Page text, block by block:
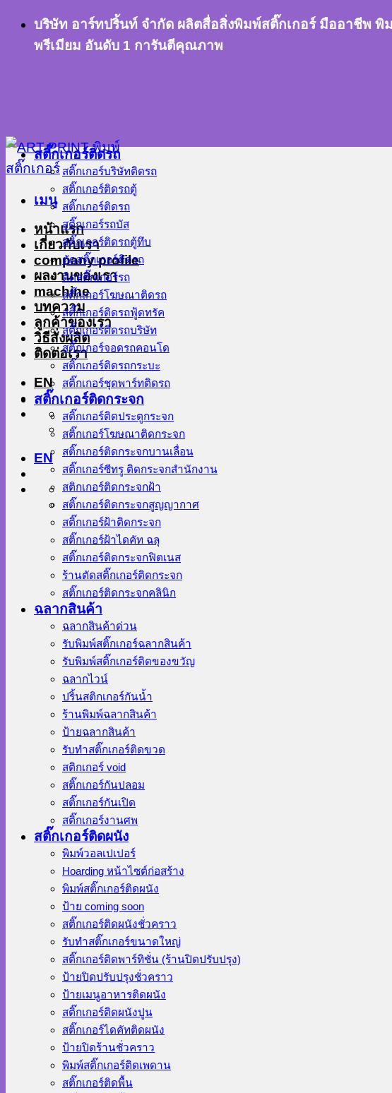
ข้าม บริษัท อาร์ทปริ้นท์ จำกัด ผลิตสื่อสิ่งพิมพ์สติ๊กเกอร์ มืออาชีพ พิ
พรีเมียม อันดับ 1 การันตีคุณภาพ
เมนู
หน้าแรก
เกี่ยวกับเรา
company profile
ผลงานของเรา
machine
บทความ
ลูกค้าของเรา
วิธีสั่งผลิต
ติดต่อเรา
EN
EN
สติ๊กเกอร์ติดรถ
สติ๊กเกอร์บริษัทติดรถ
สติ๊กเกอร์ติดรถตู้
สติ๊กเกอร์ติดรถ
สติ๊กเกอร์รถบัส
สติ๊กเกอร์ติดรถตู้ทึบ
ตัดสติ๊กเกอร์ติดรถ
ติดสติ๊กเกอร์รถ
สติ๊กเกอร์โฆษณาติดรถ
สติ๊กเกอร์ติดรถฟู้ดทรัค
สติ๊กเกอร์ติดรถบริษัท
สติ๊กเกอร์จอดรถคอนโด
สติ๊กเกอร์ติดรถกระบะ
สติ๊กเกอร์ชุดพาร์ทติดรถ
สติ๊กเกอร์ติดกระจก
สติ๊กเกอร์ติดประตูกระจก
สติ๊กเกอร์โฆษณาติดกระจก
สติ๊กเกอร์ติดกระจกบานเลื่อน
สติ๊กเกอร์ซีทรู ติดกระจกสำนักงาน
สติกเกอร์ติดกระจกฝ้า
สติ๊กเกอร์ติดกระจกสูญญากาศ
สติ๊กเกอร์ฝ้าติดกระจก
สติ๊กเกอร์ฝ้าไดคัท ฉลุ
สติ๊กเกอร์ติดกระจกฟิตเนส
ร้านตัดสติ๊กเกอร์ติดกระจก
สติ๊กเกอร์ติดกระจกคลินิก
ฉลากสินค้า
ฉลากสินค้าด่วน
รับพิมพ์สติ๊กเกอร์ฉลากสินค้า
รับพิมพ์สติ๊กเกอร์ติดของขวัญ
ฉลากไวน์
ปริ้นสติกเกอร์กันน้ำ
ร้านพิมพ์ฉลากสินค้า
ป้ายฉลากสินค้า
รับทำสติ๊กเกอร์ติดขวด
สติกเกอร์ void
สติ๊กเกอร์กันปลอม
สติ๊กเกอร์กันเปิด
สติ๊กเกอร์งานศพ
สติ๊กเกอร์ติดผนัง
พิมพ์วอลเปเปอร์
Hoarding หน้าไซต์ก่อสร้าง
พิมพ์สติ๊กเกอร์ติดผนัง
ป้าย coming soon
สติ๊กเกอร์ติดผนังชั่วคราว
รับทำสติ๊กเกอร์ขนาดใหญ่
สติ๊กเกอร์ติดพาร์ทิชั่น (ร้านปิดปรับปรุง)
ป้ายปิดปรับปรุงชั่วคราว
ป้ายเมนูอาหารติดผนัง
สติ๊กเกอร์ติดผนังปูน
สติ๊กเกอร์ไดคัทติดผนัง
ป้ายปิดร้านชั่วคราว
พิมพ์สติ๊กเกอร์ติดเพดาน
สติ๊กเกอร์ติดพื้น